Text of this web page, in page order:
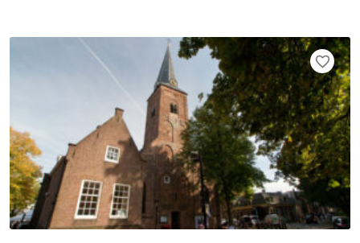
favorite_border